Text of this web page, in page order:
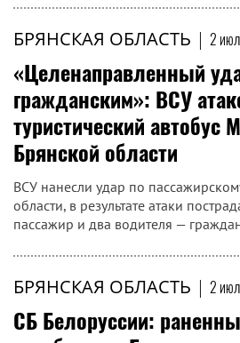
БРЯНСКАЯ ОБЛАСТЬ | 2
«Целенаправленный
гражданским»: ВСУ
туристический
Брянской области
ВСУ нанесли удар по
области, в результате атаки
пассажир и два водителя —
БРЯНСКАЯ ОБЛАСТЬ | 2
СБ Белоруссии: